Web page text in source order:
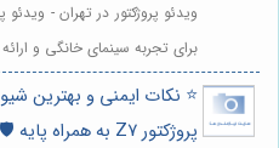
برای تجربه سینمای خانگی و
⭐️ نکات ایمنی و بهترین
پروژکتور Z7 به همراه پایه 🛡️